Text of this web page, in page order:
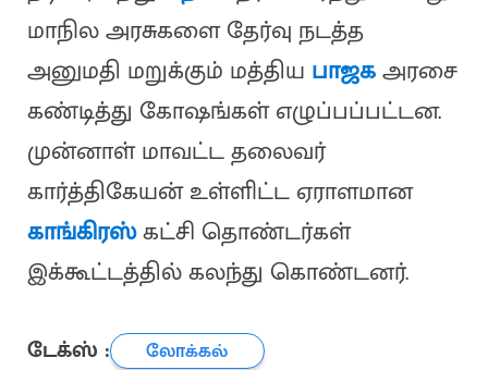
மாநில அரசுகளை தேர்வு நடத்த
அனுமதி மறுக்கும் மத்திய பாஜகஅரசை
கண்டித்து கோஷங்கள் எழுப்பப்பட்டன.
முன்னாள் மாவட்ட தலைவர்
கார்த்திகேயன் உள்ளிட்ட ஏராளமான
காங்கிரஸ்கட்சி தொண்டர்கள்
இக்கூட்டத்தில் கலந்து கொண்டனர்.
டேக்ஸ் :
லோக்கல்